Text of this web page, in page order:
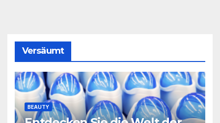
Versäumt
BEAUTY